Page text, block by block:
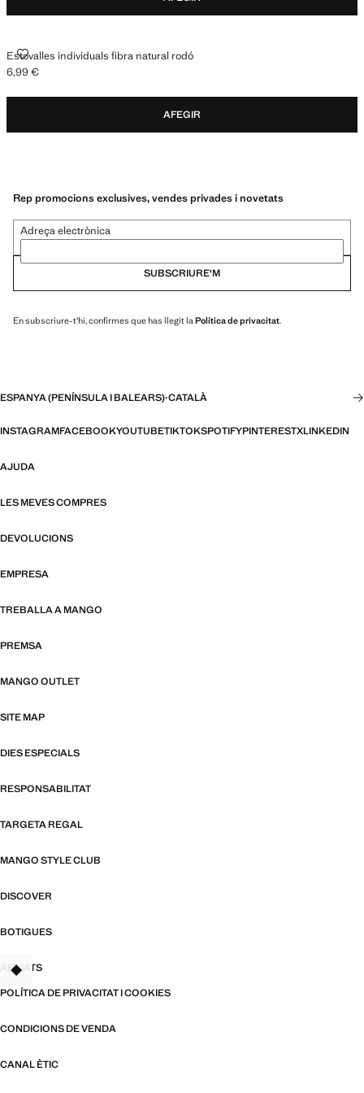
Estovalles individuals fibra natural rodó
ESTOVALLES INDIVIDUALS FIBRA NATURAL RODÓ
Preu actual [6,99 € ]
6,99 €
AFEGIR
Rep promocions exclusives, vendes privades i novetats
Adreça electrònica
SUBSCRIURE'M
En subscriure-t'hi, confirmes que has llegit la Política de privacitat.
ESPANYA (PENÍNSULA I BALEARS)·CATALÀ
INSTAGRAMFACEBOOKYOUTUBETIKTOKSPOTIFYPINTERESTXLINKEDIN
AJUDA
LES MEVES COMPRES
DEVOLUCIONS
EMPRESA
TREBALLA A MANGO
PREMSA
MANGO OUTLET
SITE MAP
DIES ESPECIALS
RESPONSABILITAT
TARGETA REGAL
MANGO STYLE CLUB
DISCOVER
BOTIGUES
AFILIATS
POLÍTICA DE PRIVACITAT I COOKIES
CONDICIONS DE VENDA
CANAL ÈTIC